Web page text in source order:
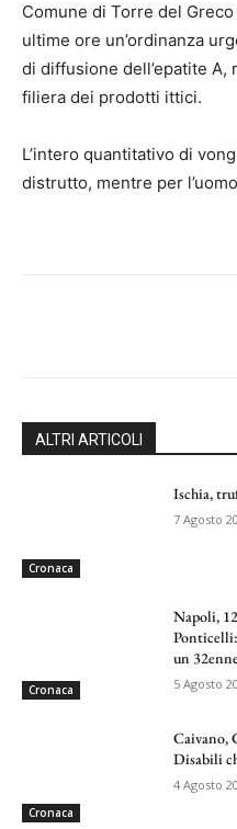
Comune di Torre del
ultime ore un’ordinanza
di diffusione dell’epatite
filiera dei prodotti ittici.
L’intero quantitativo di
distrutto, mentre per
ALTRI ARTICOLI
Cronaca
Ischia,
7 Agosto
Cronaca
Napoli,
un
5 Agosto
Cronaca
Caivano,
Disabili
4 Agosto